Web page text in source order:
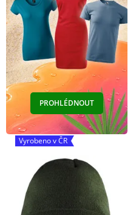
PROHLÉDNOUT
Vyrobeno v ČR